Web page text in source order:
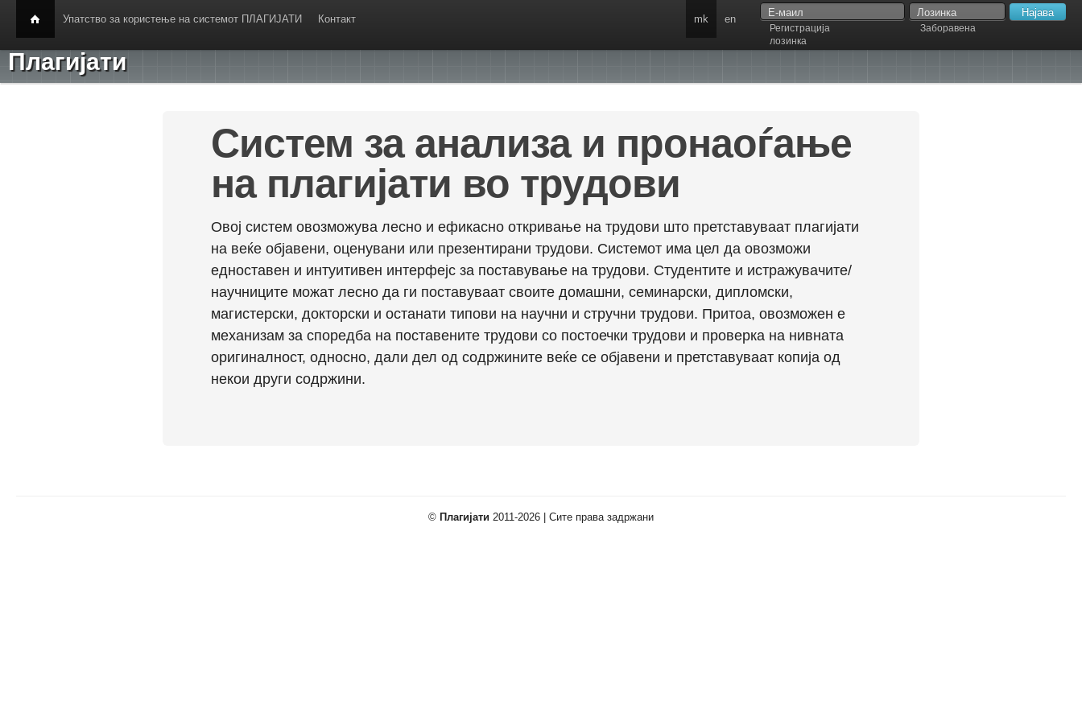
Упатство за користење на системот ПЛАГИЈАТИ Контакт
Регистрација
Заборавена
лозинка
mk en
Плагијати
Систем за анализа и пронаоѓање
на плагијати во трудови
Овој систем овозможува лесно и ефикасно откривање на трудови што претставуваат плагијати
на веќе објавени, оценувани или презентирани трудови. Системот има цел да овозможи
едноставен и интуитивен интерфејс за поставување на трудови. Студентите и истражувачите/
научниците можат лесно да ги поставуваат своите домашни, семинарски, дипломски,
магистерски, докторски и останати типови на научни и стручни трудови. Притоа, овозможен е
механизам за споредба на поставените трудови со постоечки трудови и проверка на нивната
оригиналност, односно, дали дел од содржините веќе се објавени и претставуваат копија од
некои други содржини.
© Плагијати 2011-2026 | Сите права задржани